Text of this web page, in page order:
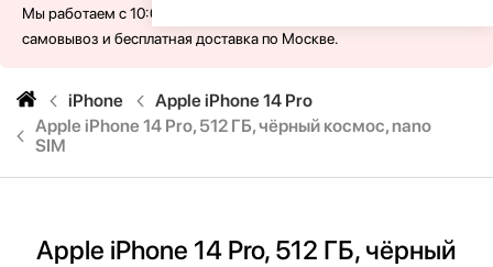
Мы работаем с 10:00 - 21:00 без выходных. Для Вас доступен
самовывоз и бесплатная доставка по Москве.
iPhone
Apple iPhone 14 Pro
Apple iPhone 14 Pro, 512 ГБ, чёрный космос, nano
SIM
Apple iPhone 14 Pro, 512 ГБ, чёрный